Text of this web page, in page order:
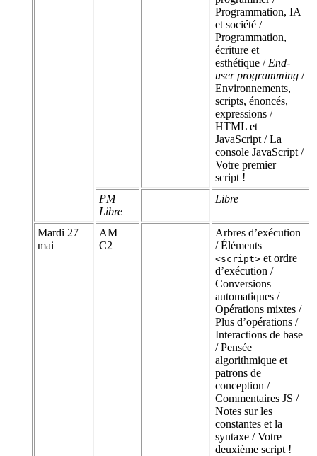
Programmation, IA
et société /
Programmation,
écriture et
esthétique / End-
user programming/
Environnements,
scripts, énoncés,
expressions /
HTML et
JavaScript / La
console JavaScript /
Votre premier
script !
PM
Libre
Libre
Mardi 27
mai
AM –
C2
Arbres d’exécution
/ Éléments
<script>et ordre
d’exécution /
Conversions
automatiques /
Opérations mixtes /
Plus d’opérations /
Interactions de base
/ Pensée
algorithmique et
patrons de
conception /
Commentaires JS /
Notes sur les
constantes et la
syntaxe / Votre
deuxième script !